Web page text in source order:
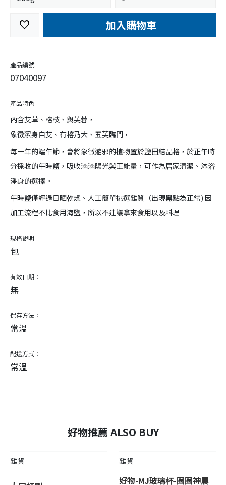
favorite 加入購物車
產品編號
07040097
產品特色
內含艾草、榕枝、與芙蓉，
象徵潔身自艾、有榕乃大、五芙臨門，
每一年的端午節，會將象徵避邪的植物置於鹽田結晶格，於正午時
分採收的午時鹽，吸收滿滿陽光與正能量，可作為居家清潔、沐浴
淨身的選擇。
午時鹽僅經過日晒乾燥、人工簡單挑選雜質（出現黑點為正常) 因
加工流程不比食用海鹽，所以不建議拿來食用以及料理
規格說明
包
有效日期：
無
保存方法：
常溫
配送方式：
常溫
好物推薦 ALSO BUY
雜貨 雜貨
好物-MJ玻璃杯-圈圈神農